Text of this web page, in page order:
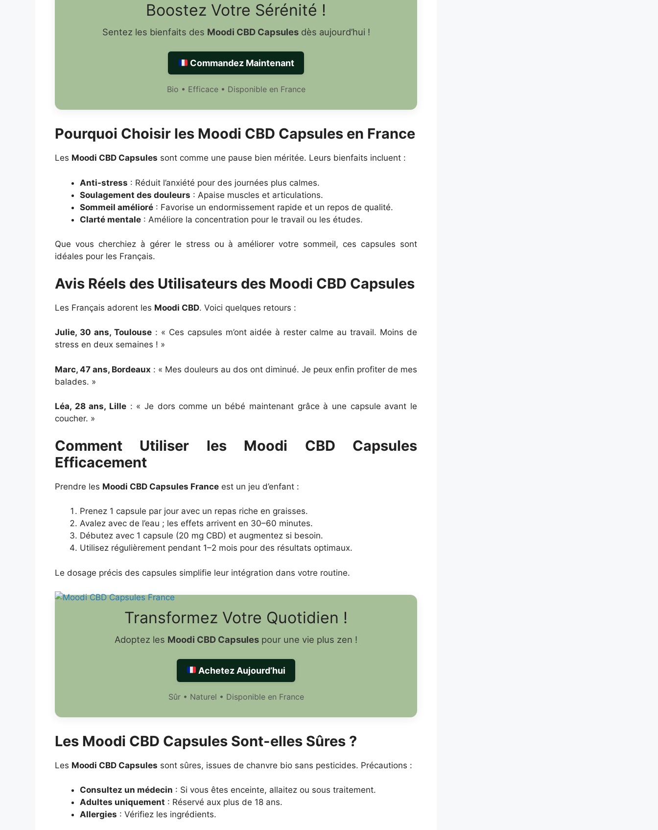
Boostez Votre Sérénité !
Sentez les bienfaits des Moodi CBD Capsulesdès aujourd’hui !
Commandez Maintenant
Bio • Efficace • Disponible en France
Pourquoi Choisir les Moodi CBD Capsules en France
Les Moodi CBD Capsules sont comme une pause bien méritée. Leurs bienfaits incluent :
Anti-stress : Réduit l’anxiété pour des journées plus calmes.
Soulagement des douleurs : Apaise muscles et articulations.
Sommeil amélioré : Favorise un endormissement rapide et un repos de qualité.
Clarté mentale : Améliore la concentration pour le travail ou les études.
Que vous cherchiez à gérer le stress ou à améliorer votre sommeil, ces capsules sont
idéales pour les Français.
Avis Réels des Utilisateurs des Moodi CBD Capsules
Les Français adorent les Moodi CBD. Voici quelques retours :
Julie, 30 ans, Toulouse: « Ces capsules m’ont aidée à rester calme au travail. Moins de
stress en deux semaines ! »
Marc, 47 ans, Bordeaux : « Mes douleurs au dos ont diminué. Je peux enfin profiter de mes
balades. »
Léa, 28 ans, Lille: « Je dors comme un bébé maintenant grâce à une capsule avant le
coucher. »
Comment Utiliser les Moodi CBD Capsules
Efficacement
Prendre les Moodi CBD Capsules France est un jeu d’enfant :
Prenez 1 capsule par jour avec un repas riche en graisses.
Avalez avec de l’eau ; les effets arrivent en 30–60 minutes.
Débutez avec 1 capsule (20 mg CBD) et augmentez si besoin.
Utilisez régulièrement pendant 1–2 mois pour des résultats optimaux.
Le dosage précis des capsules simplifie leur intégration dans votre routine.
Transformez Votre Quotidien !
Adoptez les Moodi CBD Capsules pour une vie plus zen !
Achetez Aujourd’hui
Sûr • Naturel • Disponible en France
Les Moodi CBD Capsules Sont-elles Sûres ?
Les Moodi CBD Capsules sont sûres, issues de chanvre bio sans pesticides. Précautions :
Consultez un médecin : Si vous êtes enceinte, allaitez ou sous traitement.
Adultes uniquement : Réservé aux plus de 18 ans.
Allergies : Vérifiez les ingrédients.